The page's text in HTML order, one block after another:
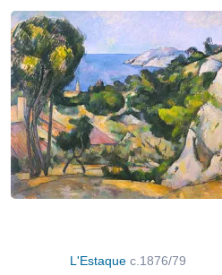
L'Estaquec.1876/79